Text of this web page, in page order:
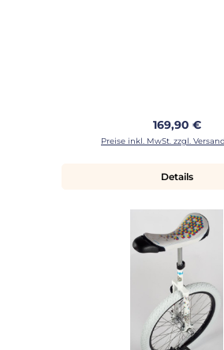
Regulärer
169,90 €
Preise inkl. MwSt. zzgl.
Details